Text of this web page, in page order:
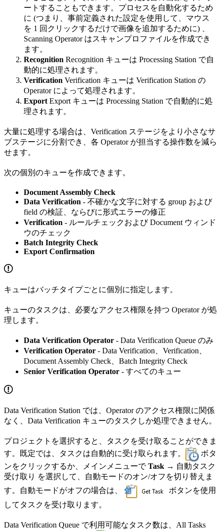
ートすることもできます。プロセスを自動化するため
に (つまり、事前定義された設定を使用して、マウス
を 1 回クリックするだけで画像を追加するために) 、
Scanning Operator はスキャンプロファイルを作成でき
ます。
Recognition Recognition キューは Processing Station で自
動的に処理されます。
Verification Verification キューは Verification Station の
Operator によって処理されます。
Export Export キューは Processing Station で自動的に処
理されます。
大量に処理する場合は、Verification ステージをより小さなサ
ブステージに分割でき、各 Operator が担当する操作数を減ら
せます。
次の個別のキューを作成できます。
Document Assembly Check
Data Verification - 不確かな文字に対する group および
field の検証、ならびに形式エラーの修正
Verification - ルールチェックおよび Document ウィンド
ウのチェック
Batch Integrity Check
Export Confirmation
キューはバッチタイプごとに個別に指定します。
キューのタスクは、必要なアクセス権限を持つ Operator が処
理します。
Data Verification Operator - Data Verification Queue のみ
Verification Operator - Data Verification、Verification、
Document Assembly Check、Batch Integrity Check
Senior Verification Operator - すべてのキュー
Data Verification Station では、Operator のアクセス権限に関係
なく、Data Verification キューのタスクしか処理できません。
プロジェクトを選択すると、タスクを受け取ることができま
す。既定では、タスクは自動的に受け取られます。
ボタ
ンをクリックするか、メインメニューでTask → 自動タスク
受け取り を選択して、自動モードのオン/オフを切り替えま
す。自動モードがオフの場合は、
ボタンを使用
してタスクを受け取ります。
Data Verification Queue で利用可能なタスク数は、All Tasks